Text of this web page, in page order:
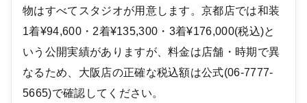
物はすべてスタジオが用意します。京都店では和装
1着¥94,600・2着¥135,300・3着¥176,000(税込)と
いう公開実績がありますが、料金は店舗・時期で異
なるため、大阪店の正確な税込額は公式(06-7777-
5665)で確認してください。